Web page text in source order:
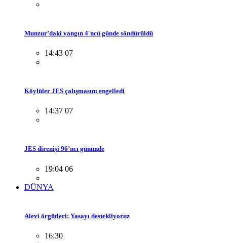
Munzur’daki yangın 4'ncü günde söndürüldü
14:43 07
Köylüler JES çalışmasını engelledi
14:37 07
JES direnişi 96’ncı gününde
19:04 06
DÜNYA
Alevi örgütleri: Yasayı destekliyoruz
16:30